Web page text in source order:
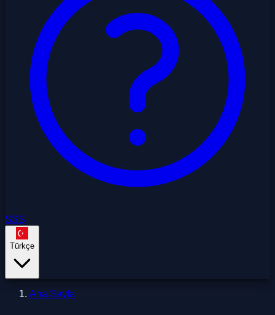
SSS
Türkçe
Ana Sayfa